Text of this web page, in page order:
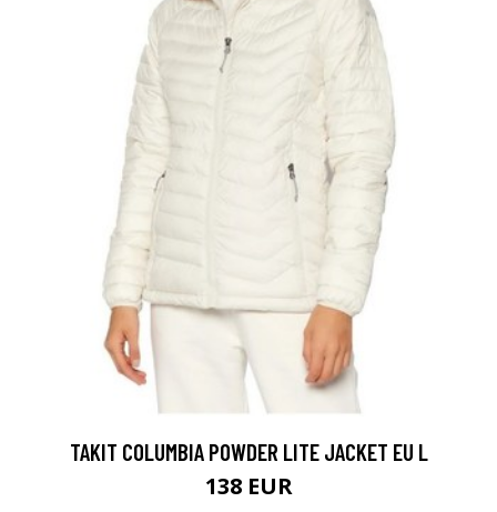
TAKIT COLUMBIA POWDER LITE JACKET EU L
138 EUR